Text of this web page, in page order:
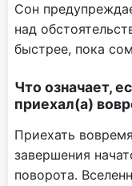
Сон
над
быстрее, пока
Что означает,
приехал(а)
Приехать
завершения
поворота.